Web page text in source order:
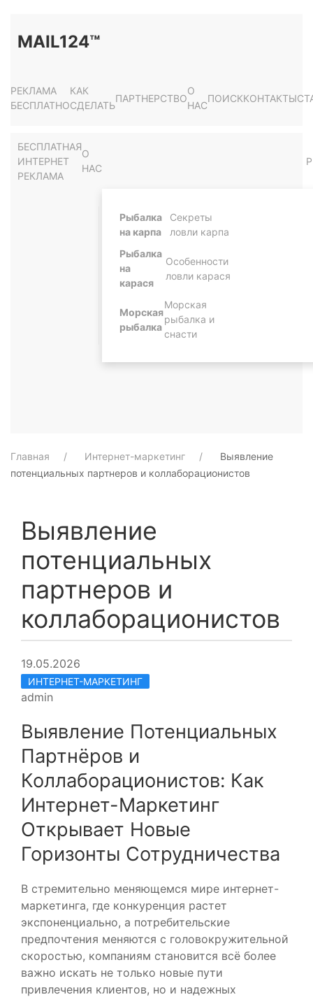
MAIL124™
РЕКЛАМА
БЕСПЛАТНО
КАК
СДЕЛАТЬ
ПАРТНЕРСТВО
О
НАС
ПОИСККОНТАКТЫ
БЕСПЛАТНАЯ
ИНТЕРНЕТ
РЕКЛАМА
О
НАС
Рыбалка
на карпа
Секреты
ловли карпа
Рыбалка
на
карася
Особенности
ловли карася
Морская
рыбалка
Морская
рыбалка и
снасти
Главная Интернет-маркетинг
Выявление
потенциальных партнеров и коллаборационистов
Выявление
потенциальных
партнеров и
коллаборационистов
19.05.2026
ИНТЕРНЕТ-МАРКЕТИНГ
admin
Выявление Потенциальных
Партнёров и
Коллаборационистов: Как
Интернет-Маркетинг
Открывает Новые
Горизонты Сотрудничества
В стремительно меняющемся мире интернет-
маркетинга, где конкуренция растет
экспоненциально, а потребительские
предпочтения меняются с головокружительной
скоростью, компаниям становится всё более
важно искать не только новые пути
привлечения клиентов, но и надежных